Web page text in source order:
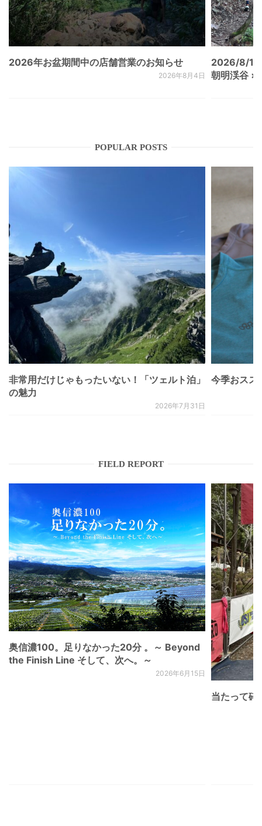
2026年お盆期間中の店舗営業のお知らせ
2026年8月4日
2026/8/
朝明渓谷 ×
POPULAR POSTS
非常用だけじゃもったいない！「ツェルト泊」
の魅力
2026年7月31日
今季おスス
FIELD REPORT
奥信濃100。足りなかった20分 。～ Beyond
the Finish Line そして、次へ。～
2026年6月15日
当たって砕